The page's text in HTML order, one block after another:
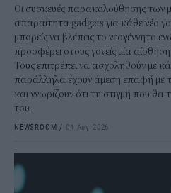
Οι συσκευές παρακολούθησης των
απαραίτητα gadgets για κάθε νέο
μπορείς να βλέπεις το νεογέννητο
προσφέρει στους γονείς μία
Τους επιτρέπει να ασχοληθούν με
παράλληλα έχουν άμεση επαφή με
και γνωρίζουν ότι τη στιγμή που θα
του.
NEWSROOM / 04 Αυγ 2026